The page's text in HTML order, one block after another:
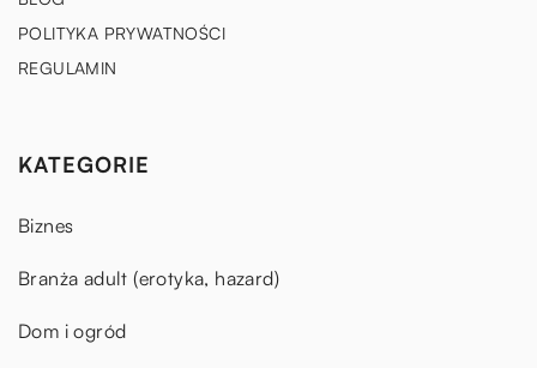
POLITYKA PRYWATNOŚCI
REGULAMIN
KATEGORIE
Biznes
Branża adult (erotyka, hazard)
Dom i ogród